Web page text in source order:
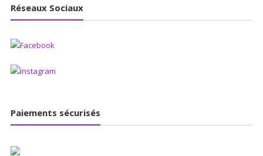
Réseaux Sociaux
Paiements sécurisés